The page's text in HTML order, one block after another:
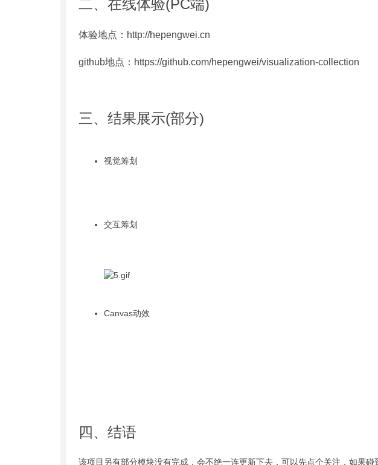
二、在线体验(PC端)
体验地点：http://hepengwei.cn
github地点：https://github.com/hepengwei/visualization-collection
三、结果展示(部分)
视觉筹划
交互筹划
Canvas动效
四、结语
该项目另有部分模块没有完成，会不绝一连更新下去，可以先点个关注，如果